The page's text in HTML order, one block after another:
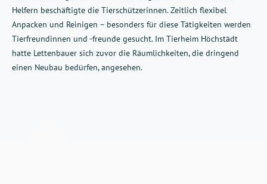
Helfern beschäftigte die Tierschützerinnen. Zeitlich flexibel
Anpacken und Reinigen – besonders für diese Tätigkeiten werden
Tierfreundinnen und -freunde gesucht. Im Tierheim Höchstädt
hatte Lettenbauer sich zuvor die Räumlichkeiten, die dringend
einen Neubau bedürfen, angesehen.